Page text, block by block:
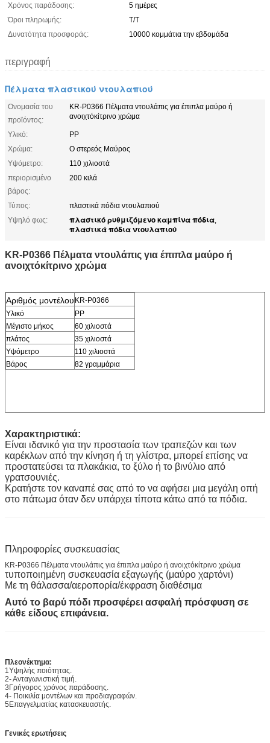
Χρόνος παράδοσης:
5 ημέρες
Όροι πληρωμής:
Τ/Τ
Δυνατότητα προσφοράς:
10000 κομμάτια την εβδομάδα
περιγραφή
Πέλματα πλαστικού ντουλαπιού
Ονομασία του
προϊόντος:
KR-P0366 Πέλματα ντουλάπις για έπιπλα μαύρο ή
ανοιχτόκίτρινο χρώμα
Υλικό:
PP
Χρώμα:
Ο στερεός Μαύρος
Υψόμετρο:
110 χιλιοστά
περιορισμένο
βάρος:
200 κιλά
Τύπος:
πλαστικά πόδια ντουλαπιού
Υψηλό φως:
πλαστικό ρυθμιζόμενο καμπίνα πόδια,
πλαστικά πόδια ντουλαπιού
KR-P0366 Πέλματα ντουλάπις για έπιπλα μαύρο ή
ανοιχτόκίτρινο χρώμα
Αριθμός μοντέλου KR-P0366
Υλικό
PP
Μέγιστο μήκος
60 χιλιοστά
πλάτος
35 χιλιοστά
Υψόμετρο
110 χιλιοστά
Βάρος
82 γραμμάρια
Χαρακτηριστικά:
Είναι ιδανικό για την προστασία των τραπεζών και των
καρέκλων από την κίνηση ή τη γλίστρα, μπορεί επίσης να
προστατεύσει τα πλακάκια, το ξύλο ή το βινύλιο από
γρατσουνιές.
Κρατήστε τον καναπέ σας από το να αφήσει μια μεγάλη οπή
στο πάτωμα όταν δεν υπάρχει τίποτα κάτω από τα πόδια.
Πληροφορίες συσκευασίας
KR-P0366 Πέλματα ντουλάπις για έπιπλα μαύρο ή ανοιχτόκίτρινο χρώμα
τυποποιημένη συσκευασία εξαγωγής (μαύρο χαρτόνι)
Με τη θάλασσα/αεροπορία/έκφραση διαθέσιμα
Αυτό το βαρύ πόδι προσφέρει ασφαλή πρόσφυση σε
κάθε είδους επιφάνεια.
Πλεονέκτημα:
1Υψηλής ποιότητας.
2- Ανταγωνιστική τιμή.
3Γρήγορος χρόνος παράδοσης.
4- Ποικιλία μοντέλων και προδιαγραφών.
5Επαγγελματίας κατασκευαστής.
Γενικές ερωτήσεις